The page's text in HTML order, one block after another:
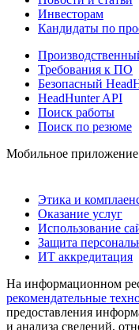
Инвесторам
Кандидаты по
Требования к ПО
Безопасный
HeadHunter API
Поиск работы
Поиск по резюме
Мобильное приложение
Этика и
Оказание услуг
Использование
Защита
ИТ аккредитация
На информационном
рекомендательные
предоставления
и анализа сведений,